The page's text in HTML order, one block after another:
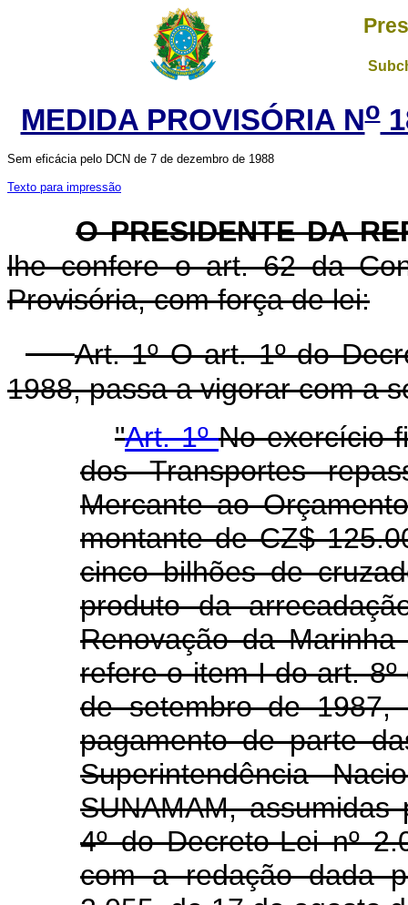
MEDIDA PROVISÓRIA No
Sem eficácia pelo DCN de 7 de dezembro de 1988
Texto para impressão
O PRESIDENTE DA
lhe confere o art. 62 da
Provisória, com força de lei:
Art. 1º O art. 1º do
1988, passa a vigorar com a
"Art. 1ºNo exercício
dos Transportes
Mercante ao
montante de CZ$
cinco bilhões de
produto da
Renovação da
refere o item I do art.
de setembro de
pagamento de parte
Superintendência
SUNAMAM,
4º do Decreto-Lei nº
com a redação dada